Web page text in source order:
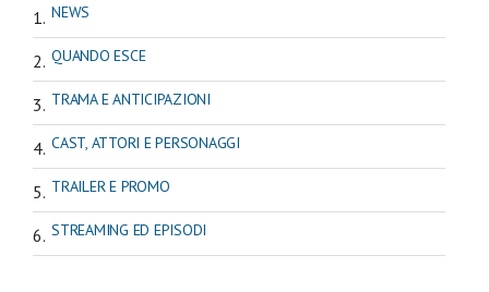
NEWS
QUANDO ESCE
TRAMA E ANTICIPAZIONI
CAST, ATTORI E PERSONAGGI
TRAILER E PROMO
STREAMING ED EPISODI